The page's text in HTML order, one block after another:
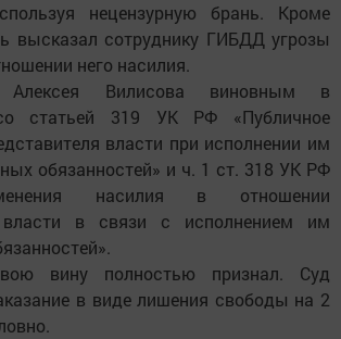
нецензурную брань. Кроме
высказал сотруднику ГИБДД угрозы
него насилия.
Вилисова виновным в
со статьей 319 УК РФ «Публичное
власти при исполнении им
обязанностей» и ч. 1 ст. 318 УК РФ
насилия в отношении
власти в связи с исполнением им
вину полностью признал. Суд
в виде лишения свободы на 2